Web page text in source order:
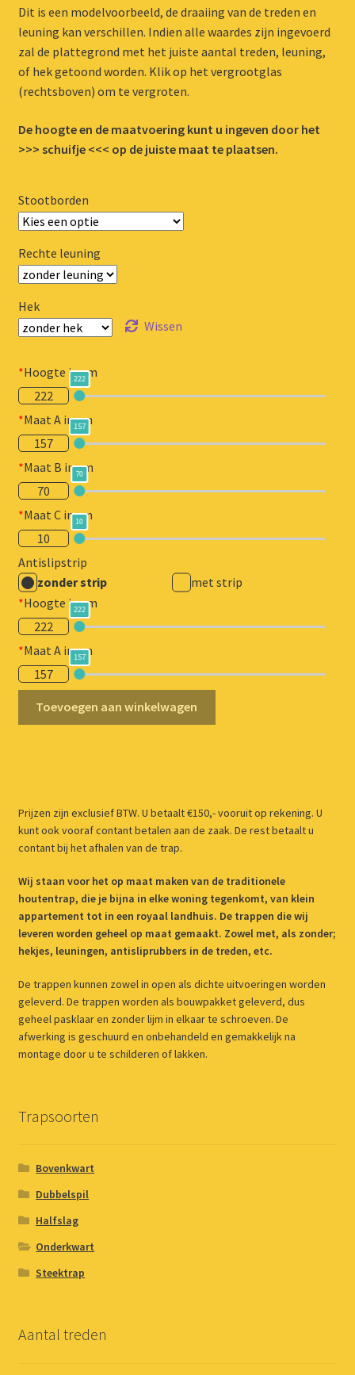
Dit is een modelvoorbeeld, de draaiing van de treden en
leuning kan verschillen. Indien alle waardes zijn ingevoerd
zal de plattegrond met het juiste aantal treden, leuning,
of hek getoond worden. Klik op het vergrootglas
(rechtsboven) om te vergroten.
De hoogte en de maatvoering kunt u ingeven door het
>>> schuifje <<< op de juiste maat te plaatsen.
Stootborden
Rechte leuning
Hek
Wissen
*Hoogte in cm
222
222
*Maat A in cm
157
157
*Maat B in cm
70
70
*Maat C in cm
10
10
Antislipstrip
zonder strip
met strip
*Hoogte in cm
222
222
*Maat A in cm
157
157
Toevoegen aan winkelwagen
Prijzen zijn exclusief BTW. U betaalt €150,- vooruit op rekening. U
kunt ook vooraf contant betalen aan de zaak. De rest betaalt u
contant bij het afhalen van de trap.
Wij staan voor het op maat maken van de traditionele
houtentrap, die je bijna in elke woning tegenkomt, van klein
appartement tot in een royaal landhuis. De trappen die wij
leveren worden geheel op maat gemaakt. Zowel met, als zonder;
hekjes, leuningen, antisliprubbers in de treden, etc.
De trappen kunnen zowel in open als dichte uitvoeringen worden
geleverd. De trappen worden als bouwpakket geleverd, dus
geheel pasklaar en zonder lijm in elkaar te schroeven. De
afwerking is geschuurd en onbehandeld en gemakkelijk na
montage door u te schilderen of lakken.
Trapsoorten
Bovenkwart
Dubbelspil
Halfslag
Onderkwart
Steektrap
Aantal treden